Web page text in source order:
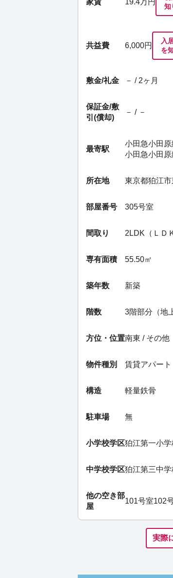
知
共益費 6,000円
入
を
敷金/礼金 － / 2ヶ月
保証金/敷
引(償却)
－ / －
最寄駅
小田急小田原
小田急小田原
所在地 東京都狛江市
部屋番号 305号室
間取り 2LDK（ＬＤ
専有面積 55.50㎡
築年数 新築
階数 3階部分（地
方位・位置南東 / その他
物件種別 賃貸アパート
構造 軽量鉄骨
駐車場 無
小学校学区狛江第一小学
中学校学区狛江第三中学
他の空き部
屋
101号室102
実際